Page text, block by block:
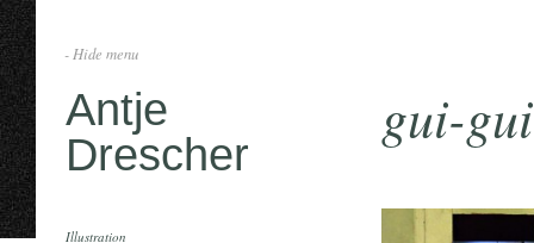
- Hide menu
Antje
Drescher
Illustration
gui-